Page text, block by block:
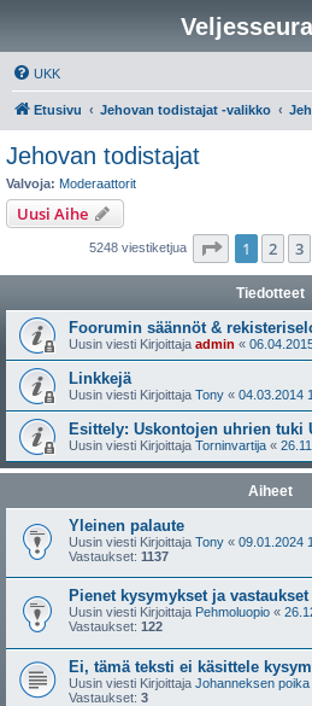
UKK
Etusivu Jehovan todistajat -valikko
Jehovan todistajat
Valvoja: Moderaattorit
Uusi Aihe
5248 viestiketjua Sivu /263
1 2 3
Tiedotteet
Foorumin säännöt &
Uusin viesti Kirjoittaja admin «
Linkkejä
Uusin viesti Kirjoittaja Tony « 04.03.2014
Esittely: Uskontojen uhrien tuki
Uusin viesti Kirjoittaja Torninvartija «
Aiheet
Yleinen palaute
Uusin viesti Kirjoittaja Tony « 09.01.2024
Vastaukset: 1137
Pienet kysymykset ja vastaukset
Uusin viesti Kirjoittaja Pehmoluopio «
Vastaukset: 122
Ei, tämä teksti ei käsittele
Uusin viesti Kirjoittaja Johanneksen poika
Vastaukset: 3